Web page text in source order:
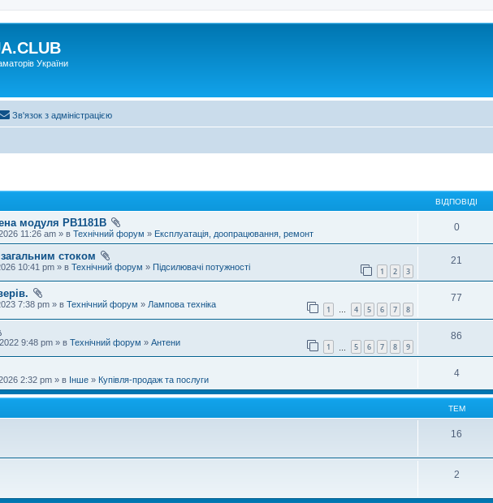
України
Зв'язок з адміністрацією
ВІДПОВІДІ
модуля PB1181B
11:26 am » в Технічний форум » Експлуатація, доопрацювання, ремонт
0
стоком
1 2 3
10:41 pm » в Технічний форум » Підсилювачі потужності
21
1 … 4 5 6 7 8
7:38 pm » в Технічний форум » Лампова техніка
77
1 5 6 7 8 9
9:48 pm » в Технічний форум » Антени
86
2:32 pm » в Інше » Купівля-продаж та послуги
4
ТЕМ
16
2